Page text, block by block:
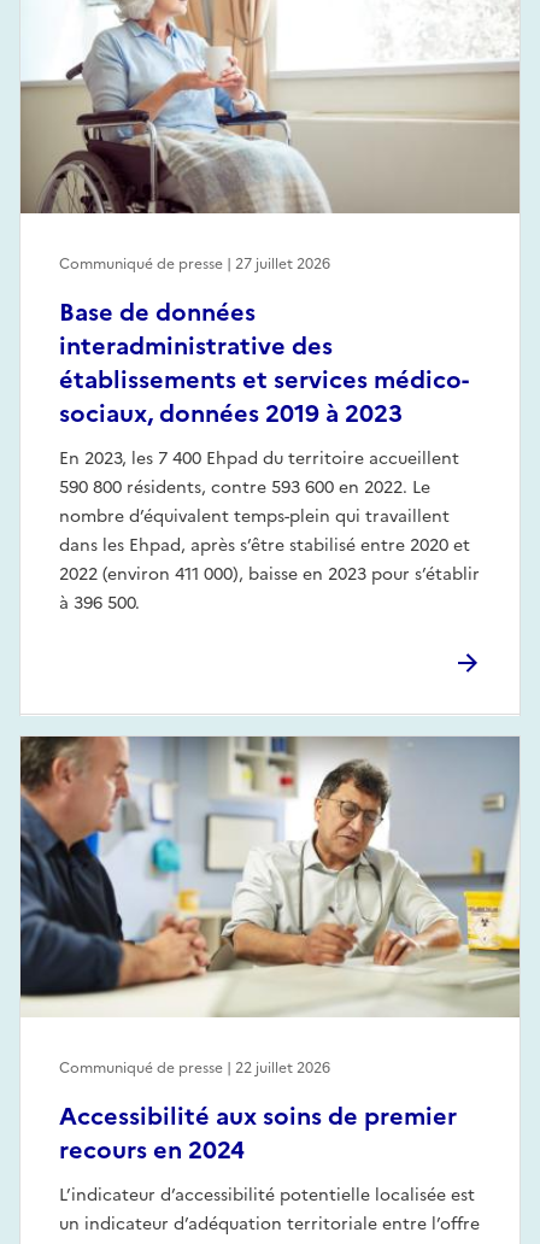
Base de données
interadministrative des
établissements et services médico-
sociaux, données 2019 à 2023
En 2023, les 7 400 Ehpad du territoire accueillent
590 800 résidents, contre 593 600 en 2022. Le
nombre d’équivalent temps-plein qui travaillent
dans les Ehpad, après s’être stabilisé entre 2020 et
2022 (environ 411 000), baisse en 2023 pour s’établir
à 396 500.
Communiqué de presse | 27 juillet 2026
Accessibilité aux soins de premier
recours en 2024
L’indicateur d’accessibilité potentielle localisée est
un indicateur d’adéquation territoriale entre l’offre
Communiqué de presse | 22 juillet 2026